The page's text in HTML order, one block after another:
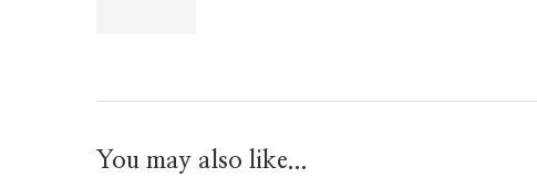
You may also like...